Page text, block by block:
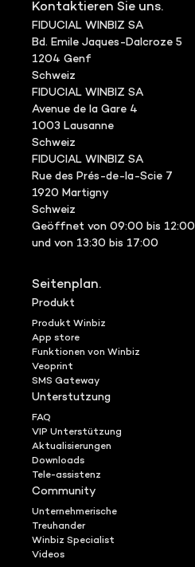
Kontaktieren Sie uns.
FIDUCIAL WINBIZ SA
Bd. Emile Jaques-Dalcroze 5
1204 Genf
Schweiz
FIDUCIAL WINBIZ SA
Avenue de la Gare 4
1003 Lausanne
Schweiz
FIDUCIAL WINBIZ SA
Rue des Prés-de-la-Scie 7
1920 Martigny
Schweiz
Geöffnet von 09:00 bis 12:00
und von 13:30 bis 17:00
Seitenplan.
Produkt
Produkt Winbiz
App store
Funktionen von Winbiz
Veoprint
SMS Gateway
Unterstutzung
FAQ
VIP Unterstützung
Aktualisierungen
Downloads
Tele-assistenz
Community
Unternehmerische
Treuhander
Winbiz Specialist
Videos